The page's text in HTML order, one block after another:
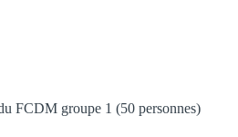
FCDM groupe 1 (50 personnes)